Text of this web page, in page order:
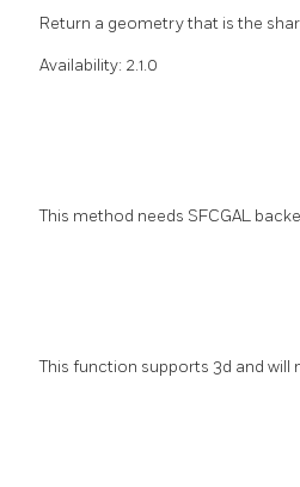
Return a geometry that is the
Availability: 2.1.0
This method needs SFCGAL
This function supports 3d and will